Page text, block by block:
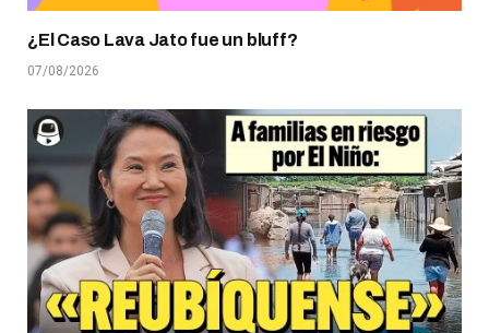
¿El Caso Lava Jato fue un bluff?
07/08/2026